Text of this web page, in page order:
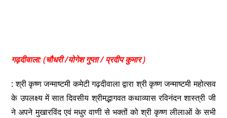
गढ़दीवाला: (चौधरी /योगेश गुप्ता / प्रदीप कुमार )
: श्री कृष्ण जन्माष्टमी कमेटी गढ़दीवाला द्वारा श्री कृष्ण जन्माष्टमी महोत्सव
के उपलक्ष्य में सात दिवसीय श्रीमद्भागवत कथाव्यास रविनंदन शास्त्री जी
ने अपने मुखारविंद एवं मधुर वाणी से भक्तों को श्री कृष्ण लीलाओं के सभी